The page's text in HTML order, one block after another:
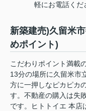
軽にお電話くだ
新築建売)久留米
めポイント)
こだわりポイント満載
13分の場所に久留米市
方に一押しなピカピカ
す。不動産の購入は失
です。ヒトトイエ 本店